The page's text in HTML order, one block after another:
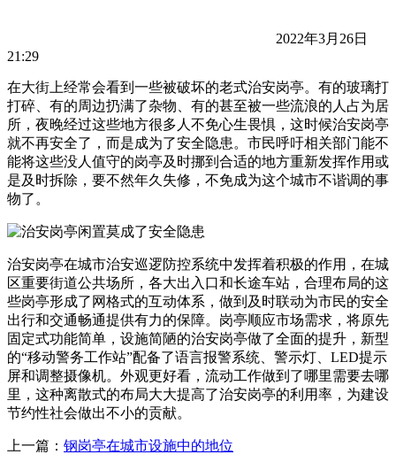
2022年3月26日
21:29
在大街上经常会看到一些被破坏的老式治安岗亭。有的玻璃打
打碎、有的周边扔满了杂物、有的甚至被一些流浪的人占为居
所，夜晚经过这些地方很多人不免心生畏惧，这时候治安岗亭
就不再安全了，而是成为了安全隐患。市民呼吁相关部门能不
能将这些没人值守的岗亭及时挪到合适的地方重新发挥作用或
是及时拆除，要不然年久失修，不免成为这个城市不谐调的事
物了。
治安岗亭在城市治安巡逻防控系统中发挥着积极的作用，在城
区重要街道公共场所，各大出入口和长途车站，合理布局的这
些岗亭形成了网格式的互动体系，做到及时联动为市民的安全
出行和交通畅通提供有力的保障。岗亭顺应市场需求，将原先
固定式功能简单，设施简陋的治安岗亭做了全面的提升，新型
的“移动警务工作站”配备了语言报警系统、警示灯、LED提示
屏和调整摄像机。外观更好看，流动工作做到了哪里需要去哪
里，这种离散式的布局大大提高了治安岗亭的利用率，为建设
节约性社会做出不小的贡献。
上一篇： 钢岗亭在城市设施中的地位